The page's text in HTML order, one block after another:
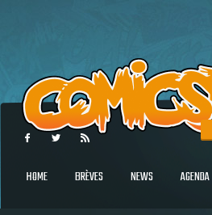
HOME BRÈVES NEWS AGENDA